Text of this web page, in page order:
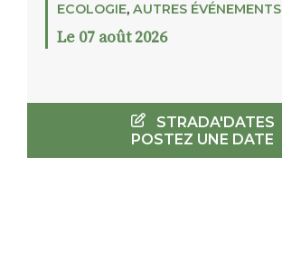
ECOLOGIE, AUTRES ÉVÉNEMENTS
Le 07 août 2026
STRADA'DATES
POSTEZ UNE DATE